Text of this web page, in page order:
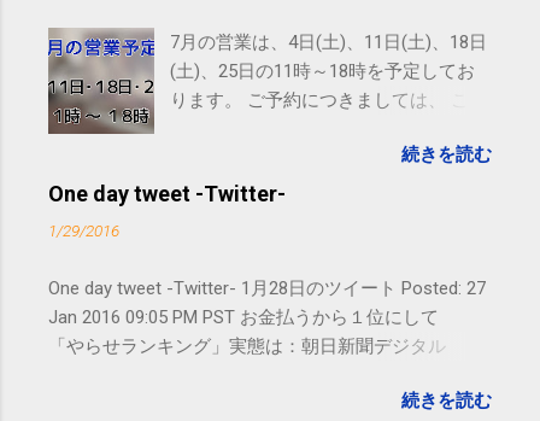
7月の営業は、4日(土)、11日(土)、18日
(土)、25日の11時～18時を予定してお
ります。 ご予約につきましては、 こち
れないことがありますので、ご予約、
お問い合わせはSMS（ショートメッセ
続きを読む
One day tweet -Twitter-
1/29/2016
One day tweet -Twitter- 1月28日のツイート Posted: 27
Jan 2016 09:05 PM PST お金払うから１位にして
「やらせランキング」実態は：朝日新聞デジタル
to email updates from サクマフィジカルコンディショ
続きを読む